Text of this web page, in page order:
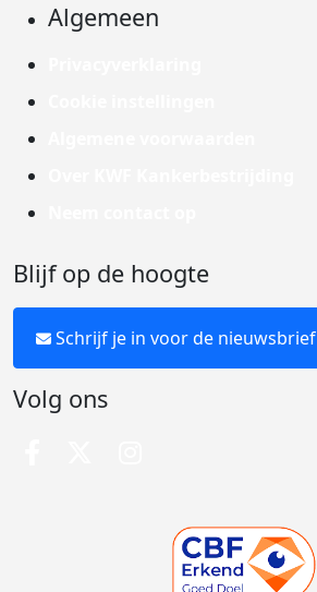
Algemeen
Blijf op de hoogte
Schrijf je in voor de nieuwsbrief
Volg ons